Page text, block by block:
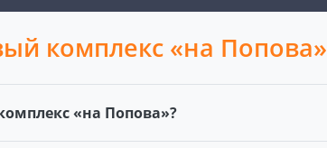
комплекс «на Попова»
«на Попова»?